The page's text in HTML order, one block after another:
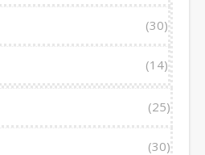
(30)
(14)
(25)
(30)